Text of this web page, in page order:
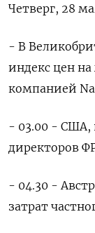
Четверг, 28
- В
индекс цен
компанией
- 03.00 - США,
директоров
- 04.30 -
затрат